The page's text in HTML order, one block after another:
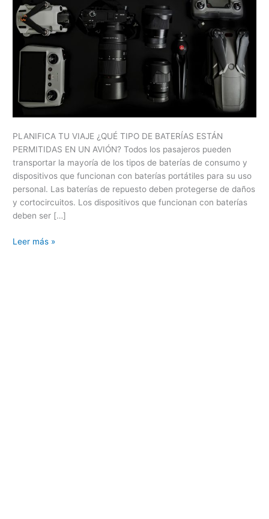
PLANIFICA TU VIAJE ¿QUÉ TIPO DE BATERÍAS ESTÁN
PERMITIDAS EN UN AVIÓN? Todos los pasajeros pueden
transportar la mayoría de los tipos de baterías de consumo y
dispositivos que funcionan con baterías portátiles para su uso
personal. Las baterías de repuesto deben protegerse de daños
y cortocircuitos. Los dispositivos que funcionan con baterías
deben ser […]
Leer más »